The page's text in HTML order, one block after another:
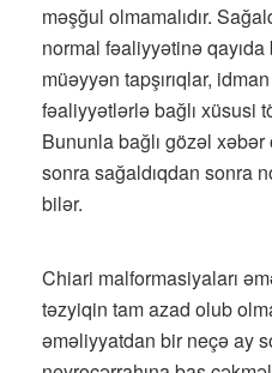
məşğul olmamalıdır.
normal fəaliyyətinə
müəyyən tapşırıqlar,
fəaliyyətlərlə bağlı xüsusi
Bununla bağlı gözəl
sonra sağaldıqdan sonra
bilər.
Chiari malformasiyaları
təzyiqin tam azad olub
əməliyyatdan bir neçə ay